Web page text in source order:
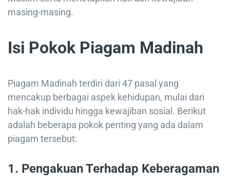
masing-masing.
Isi Pokok Piagam Madinah
Piagam Madinah terdiri dari 47 pasal yang
mencakup berbagai aspek kehidupan, mulai dari
hak-hak individu hingga kewajiban sosial. Berikut
adalah beberapa pokok penting yang ada dalam
piagam tersebut:
1. Pengakuan Terhadap Keberagaman